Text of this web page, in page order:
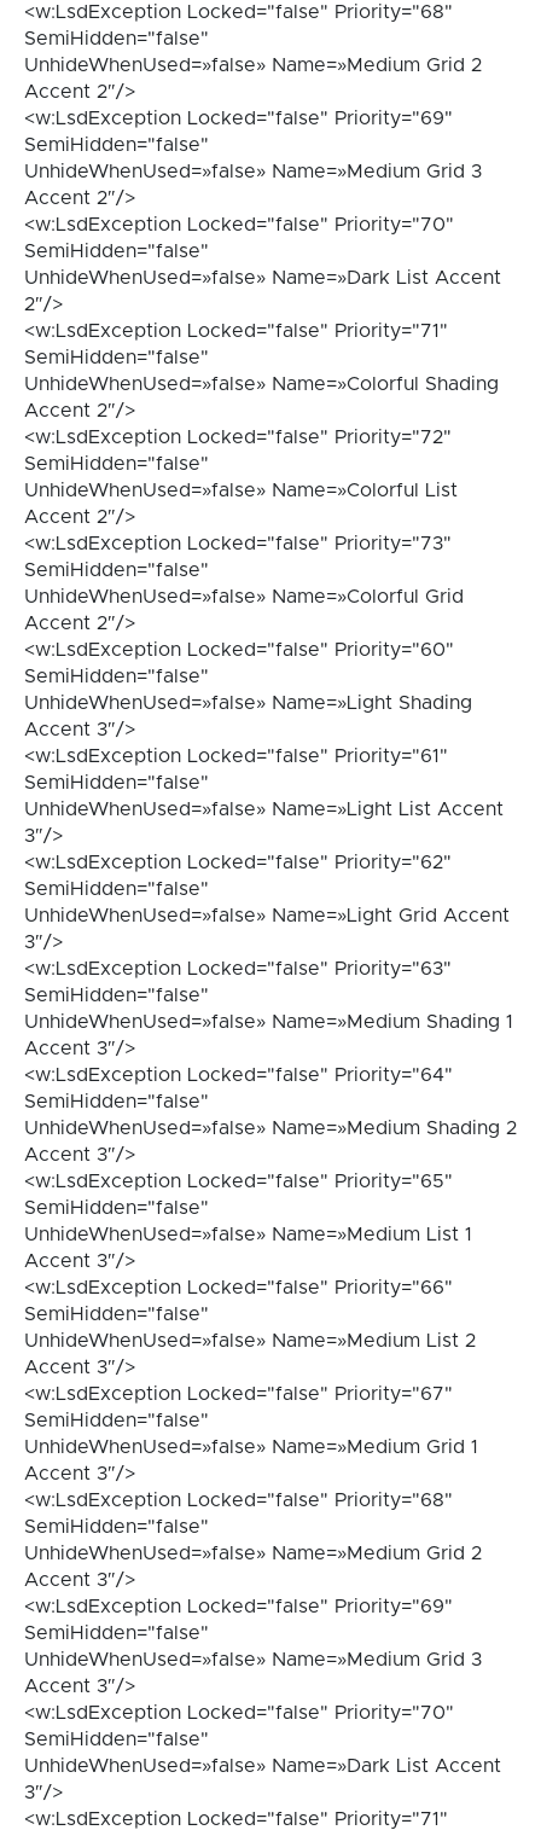
<w:LsdException Locked="false" Priority="68"
SemiHidden="false"
UnhideWhenUsed=»false» Name=»Medium Grid 2
Accent 2″/>
<w:LsdException Locked="false" Priority="69"
SemiHidden="false"
UnhideWhenUsed=»false» Name=»Medium Grid 3
Accent 2″/>
<w:LsdException Locked="false" Priority="70"
SemiHidden="false"
UnhideWhenUsed=»false» Name=»Dark List Accent
2″/>
<w:LsdException Locked="false" Priority="71"
SemiHidden="false"
UnhideWhenUsed=»false» Name=»Colorful Shading
Accent 2″/>
<w:LsdException Locked="false" Priority="72"
SemiHidden="false"
UnhideWhenUsed=»false» Name=»Colorful List
Accent 2″/>
<w:LsdException Locked="false" Priority="73"
SemiHidden="false"
UnhideWhenUsed=»false» Name=»Colorful Grid
Accent 2″/>
<w:LsdException Locked="false" Priority="60"
SemiHidden="false"
UnhideWhenUsed=»false» Name=»Light Shading
Accent 3″/>
<w:LsdException Locked="false" Priority="61"
SemiHidden="false"
UnhideWhenUsed=»false» Name=»Light List Accent
3″/>
<w:LsdException Locked="false" Priority="62"
SemiHidden="false"
UnhideWhenUsed=»false» Name=»Light Grid Accent
3″/>
<w:LsdException Locked="false" Priority="63"
SemiHidden="false"
UnhideWhenUsed=»false» Name=»Medium Shading 1
Accent 3″/>
<w:LsdException Locked="false" Priority="64"
SemiHidden="false"
UnhideWhenUsed=»false» Name=»Medium Shading 2
Accent 3″/>
<w:LsdException Locked="false" Priority="65"
SemiHidden="false"
UnhideWhenUsed=»false» Name=»Medium List 1
Accent 3″/>
<w:LsdException Locked="false" Priority="66"
SemiHidden="false"
UnhideWhenUsed=»false» Name=»Medium List 2
Accent 3″/>
<w:LsdException Locked="false" Priority="67"
SemiHidden="false"
UnhideWhenUsed=»false» Name=»Medium Grid 1
Accent 3″/>
<w:LsdException Locked="false" Priority="68"
SemiHidden="false"
UnhideWhenUsed=»false» Name=»Medium Grid 2
Accent 3″/>
<w:LsdException Locked="false" Priority="69"
SemiHidden="false"
UnhideWhenUsed=»false» Name=»Medium Grid 3
Accent 3″/>
<w:LsdException Locked="false" Priority="70"
SemiHidden="false"
UnhideWhenUsed=»false» Name=»Dark List Accent
3″/>
<w:LsdException Locked="false" Priority="71"